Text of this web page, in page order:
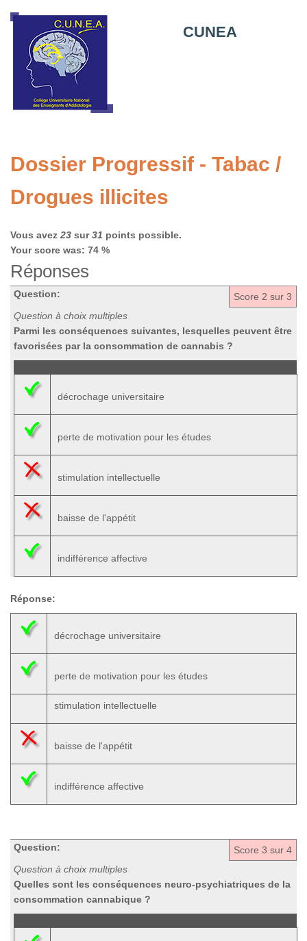
CUNEA
Dossier Progressif - Tabac /
Drogues illicites
Vous avez 23 sur31 points possible.
Your score was: 74 %
Réponses
Score 2 sur 3
Question:
Question à choix multiples
Parmi les conséquences suivantes, lesquelles peuvent être
favorisées par la consommation de cannabis ?
décrochage universitaire
perte de motivation pour les études
stimulation intellectuelle
baisse de l'appétit
indifférence affective
Réponse:
décrochage universitaire
perte de motivation pour les études
stimulation intellectuelle
baisse de l'appétit
indifférence affective
Score 3 sur 4
Question:
Question à choix multiples
Quelles sont les conséquences neuro-psychiatriques de la
consommation cannabique ?